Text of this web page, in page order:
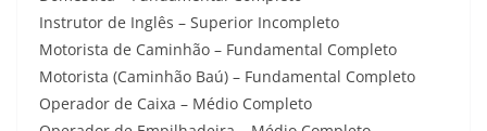
Instrutor de Inglês – Superior Incompleto
Motorista de Caminhão – Fundamental Completo
Motorista (Caminhão Baú) – Fundamental Completo
Operador de Caixa – Médio Completo